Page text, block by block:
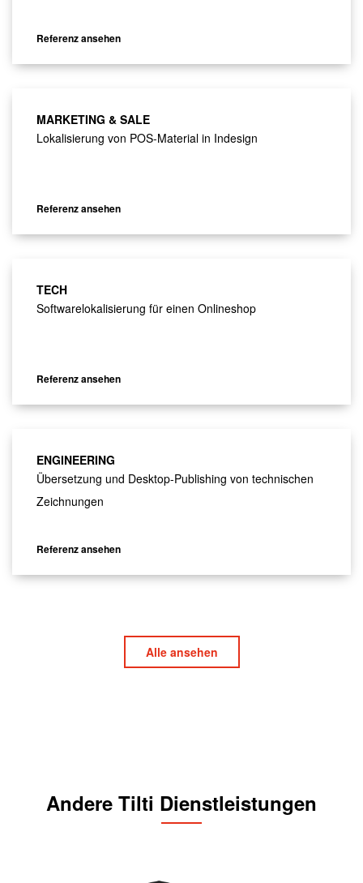
Referenz ansehen
MARKETING & SALE
Lokalisierung von POS-Material in Indesign
Referenz ansehen
TECH
Softwarelokalisierung für einen Onlineshop
Referenz ansehen
ENGINEERING
Übersetzung und Desktop-Publishing von technischen
Zeichnungen
Referenz ansehen
Alle ansehen
Andere Tilti Dienstleistungen